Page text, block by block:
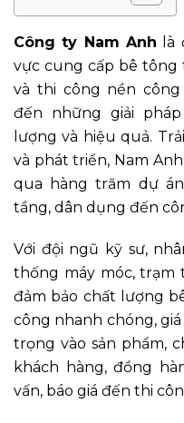
Công ty Nam Anh là
vực cung cấp bê tông
và thi công nền
đến những giải
lượng và hiệu quả.
và phát triển, Nam
qua hàng trăm dự
tầng, dân dụng đến
Với đội ngũ kỹ sư,
thống máy móc, trạm
đảm bảo chất lượng
công nhanh chóng,
trọng vào sản phẩm,
khách hàng, đồng
vấn, báo giá đến thi